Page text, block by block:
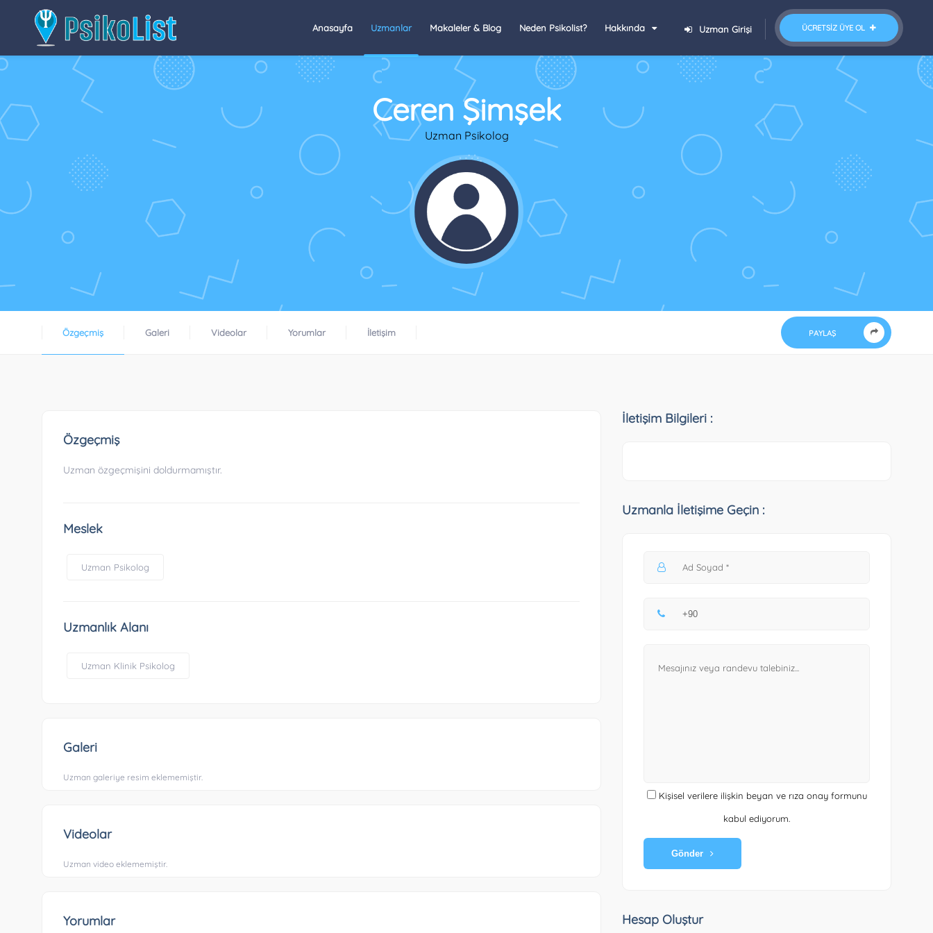
ÜCRETSIZ ÜYE OL
Uzman Girişi
Anasayfa Uzmanlar Makaleler & Blog Neden Psikolist? Hakkında
Ceren Şimşek
Uzman Psikolog
Özgeçmiş Galeri Videolar Yorumlar İletişim PAYLAŞ
Özgeçmiş
Uzman özgeçmişini doldurmamıştır.
Meslek
Uzman Psikolog
Uzmanlık Alanı
Uzman Klinik Psikolog
Galeri
Uzman galeriye resim eklememiştir.
Videolar
Uzman video eklememiştir.
Yorumlar
İletişim Bilgileri :
Uzmanla İletişime Geçin :
Kişisel verilere ilişkin beyan ve rıza onay formunu
kabul ediyorum.
Gönder
Hesap Oluştur